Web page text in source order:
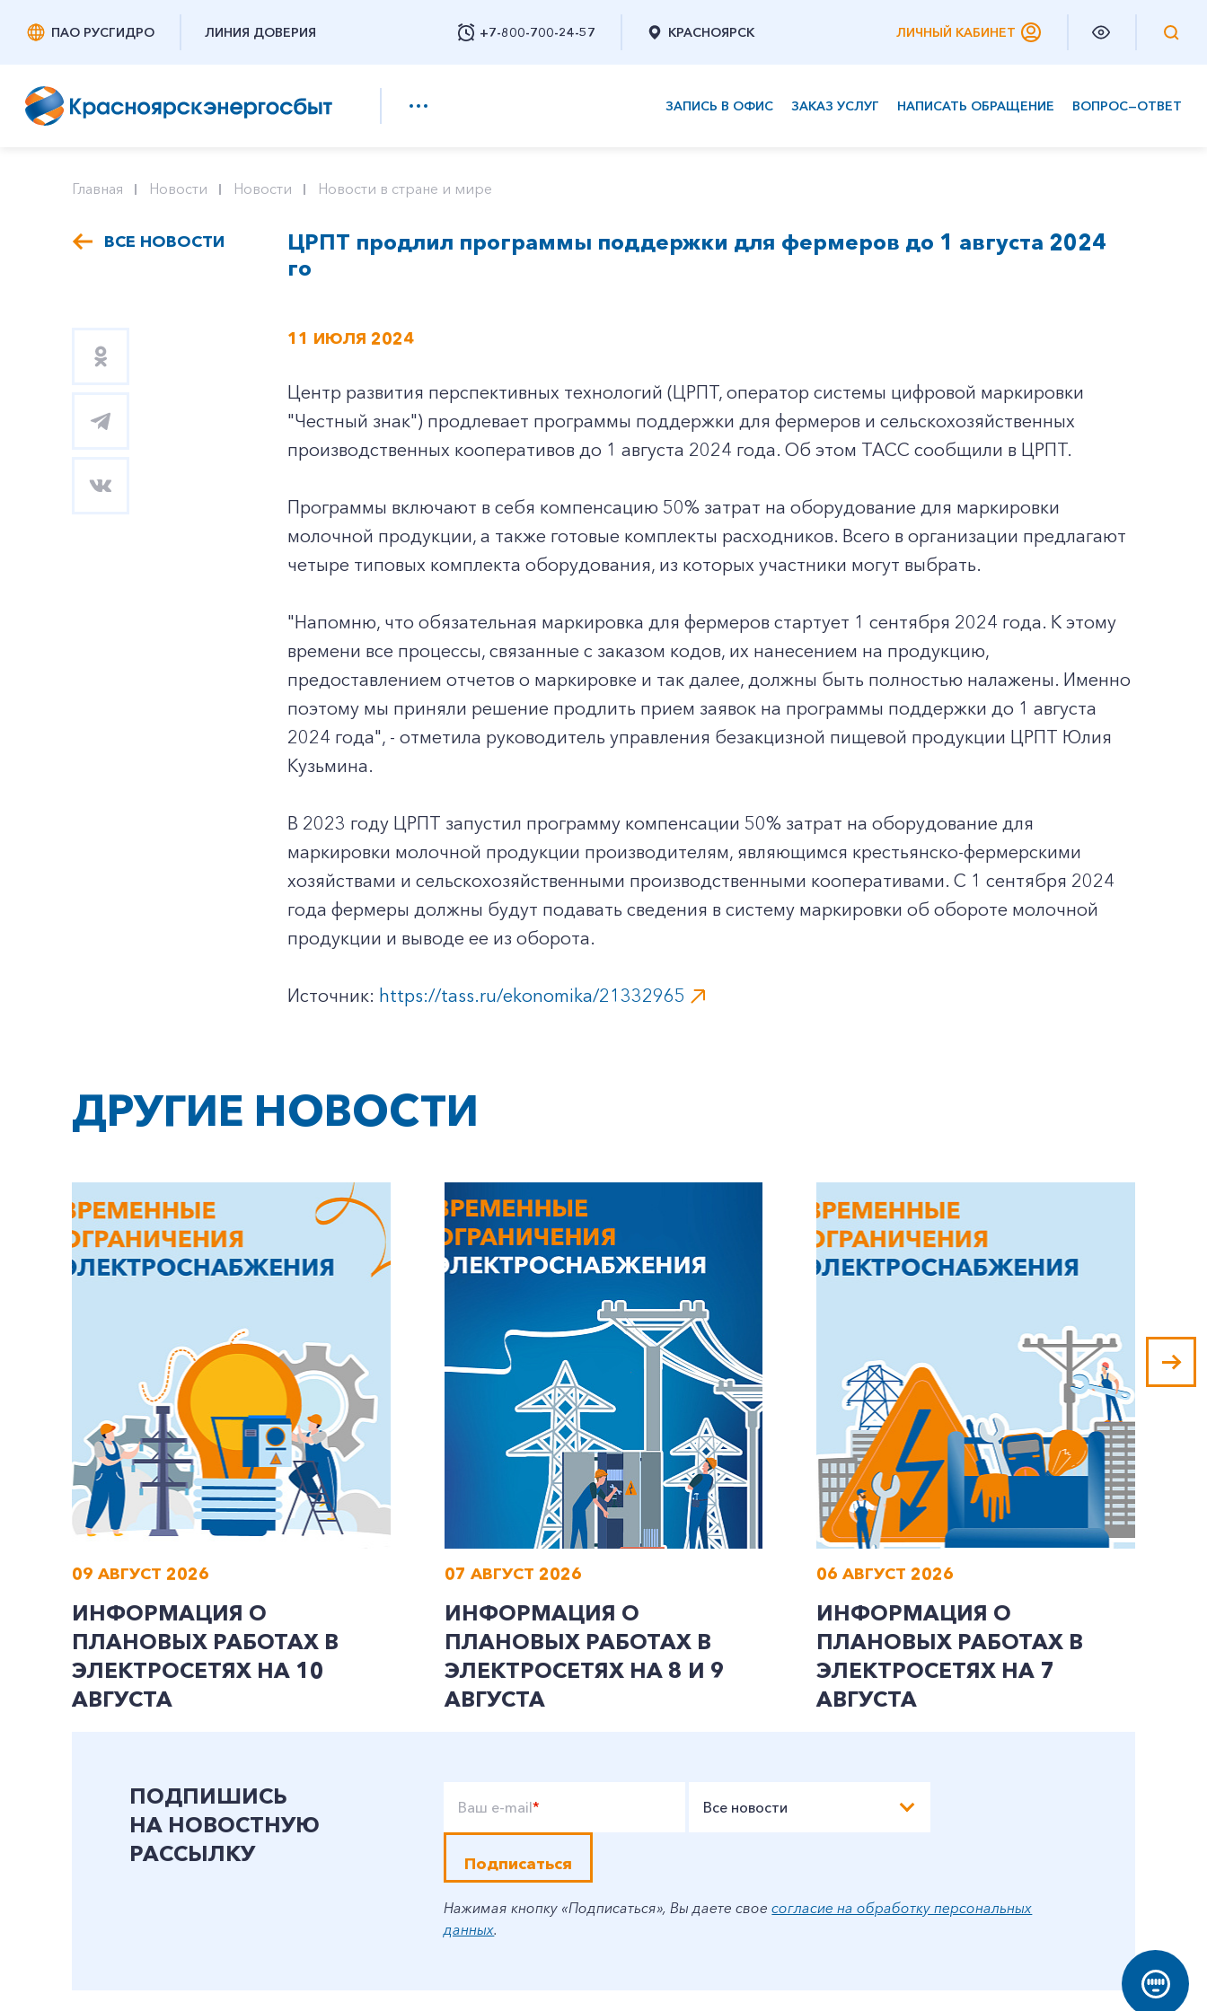
ПАО РУСГИДРО ЛИНИЯ ДОВЕРИЯ +7-800-700-24-57
Заказать обратный звонок
КРАСНОЯРСК ЛИЧНЫЙ КАБИНЕТ
ЗАПИСЬ В ОФИС ЗАКАЗ УСЛУГ НАПИСАТЬ ОБРАЩЕНИЕ ВОПРОС—ОТВЕТ
+7-800-700-24-57
Заказать обратный звонок
Частным клиентам
Корпоративным клиентам
Главная Новости Новости Новости в стране и мире
ВСЕ НОВОСТИ
ЦРПТ продлил программы поддержки для фермеров до 1 августа 2024
го
11 ИЮЛЯ 2024
Центр развития перспективных технологий (ЦРПТ, оператор системы цифровой маркировки
"Честный знак") продлевает программы поддержки для фермеров и сельскохозяйственных
производственных кооперативов до 1 августа 2024 года. Об этом ТАСС сообщили в ЦРПТ.
Программы включают в себя компенсацию 50% затрат на оборудование для маркировки
молочной продукции, а также готовые комплекты расходников. Всего в организации предлагают
четыре типовых комплекта оборудования, из которых участники могут выбрать.
"Напомню, что обязательная маркировка для фермеров стартует 1 сентября 2024 года. К этому
времени все процессы, связанные с заказом кодов, их нанесением на продукцию,
предоставлением отчетов о маркировке и так далее, должны быть полностью налажены. Именно
поэтому мы приняли решение продлить прием заявок на программы поддержки до 1 августа
2024 года", - отметила руководитель управления безакцизной пищевой продукции ЦРПТ Юлия
Кузьмина.
В 2023 году ЦРПТ запустил программу компенсации 50% затрат на оборудование для
маркировки молочной продукции производителям, являющимся крестьянско-фермерскими
хозяйствами и сельскохозяйственными производственными кооперативами. С 1 сентября 2024
года фермеры должны будут подавать сведения в систему маркировки об обороте молочной
продукции и выводе ее из оборота.
Источник: https://tass.ru/ekonomika/21332965
ДРУГИЕ НОВОСТИ
09 АВГУСТ 2026
ИНФОРМАЦИЯ О
ПЛАНОВЫХ РАБОТАХ В
ЭЛЕКТРОСЕТЯХ НА 10
АВГУСТА
07 АВГУСТ 2026
ИНФОРМАЦИЯ О
ПЛАНОВЫХ РАБОТАХ В
ЭЛЕКТРОСЕТЯХ НА 8 И 9
АВГУСТА
06 АВГУСТ 2026
ИНФОРМАЦИЯ О
ПЛАНОВЫХ РАБОТАХ В
ЭЛЕКТРОСЕТЯХ НА 7
АВГУСТА
ПОДПИШИСЬ
НА НОВОСТНУЮ
РАССЫЛКУ
Ваш e-mail* Все новости
Подписаться
Нажимая кнопку «Подписаться», Вы даете своесогласие на обработку персональных
данных.